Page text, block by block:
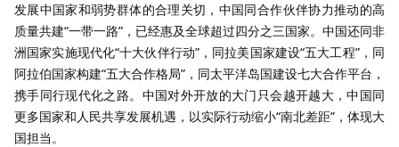
发展中国家和弱势群体的合理关切，中国同合作伙伴协力推动的高
质量共建“一带一路”，已经惠及全球超过四分之三国家。中国还同非
洲国家实施现代化“十大伙伴行动”，同拉美国家建设“五大工程”，同
阿拉伯国家构建“五大合作格局”，同太平洋岛国建设七大合作平台，
携手同行现代化之路。中国对外开放的大门只会越开越大，中国同
更多国家和人民共享发展机遇，以实际行动缩小“南北差距”，体现大
国担当。